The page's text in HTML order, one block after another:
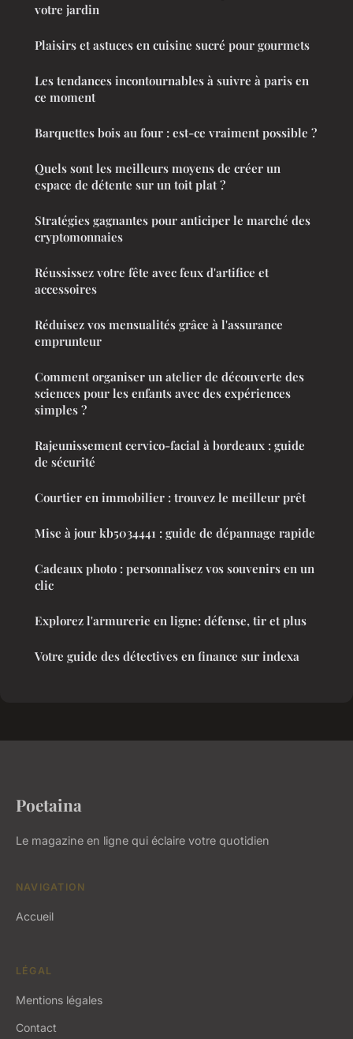
votre jardin
Plaisirs et astuces en cuisine sucré pour gourmets
Les tendances incontournables à suivre à paris en
ce moment
Barquettes bois au four : est-ce vraiment possible ?
Quels sont les meilleurs moyens de créer un
espace de détente sur un toit plat ?
Stratégies gagnantes pour anticiper le marché des
cryptomonnaies
Réussissez votre fête avec feux d'artifice et
accessoires
Réduisez vos mensualités grâce à l'assurance
emprunteur
Comment organiser un atelier de découverte des
sciences pour les enfants avec des expériences
simples ?
Rajeunissement cervico-facial à bordeaux : guide
de sécurité
Courtier en immobilier : trouvez le meilleur prêt
Mise à jour kb5034441 : guide de dépannage rapide
Cadeaux photo : personnalisez vos souvenirs en un
clic
Explorez l'armurerie en ligne: défense, tir et plus
Votre guide des détectives en finance sur indexa
Poetaina
Le magazine en ligne qui éclaire votre quotidien
NAVIGATION
Accueil
LÉGAL
Mentions légales
Contact